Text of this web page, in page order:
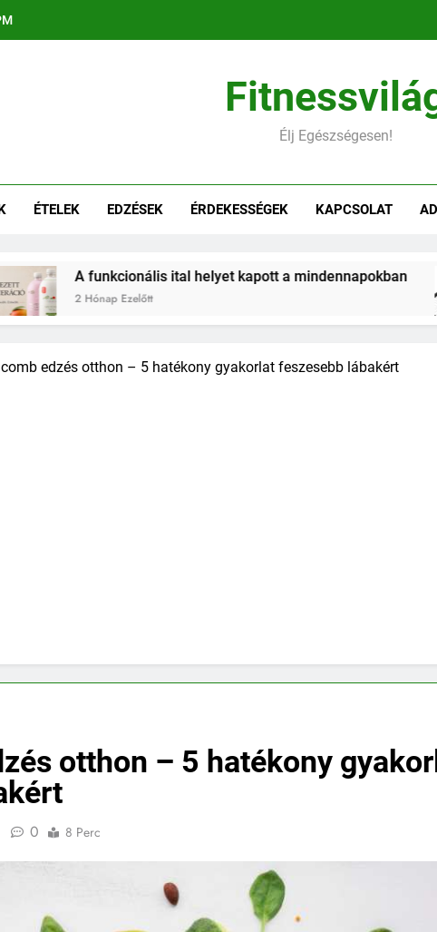
Belső comb
Könnyebb,
Élj Egészségesen!
ÉTELEK EDZÉSEK ÉRDEKESSÉGEK KAPCSOLAT
funkcionális ital helyet kapott a mindennapokban
Ezelőtt
edzés otthon – 5 hatékony gyakorlat feszesebb lábakért
otthon – 5 hatékony
0 8 Perc